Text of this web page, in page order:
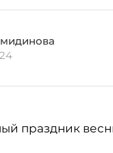
праздник